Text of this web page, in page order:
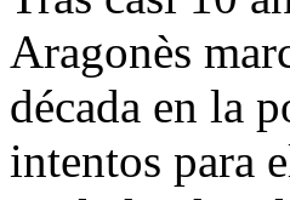
Aragonès
década en la
intentos para